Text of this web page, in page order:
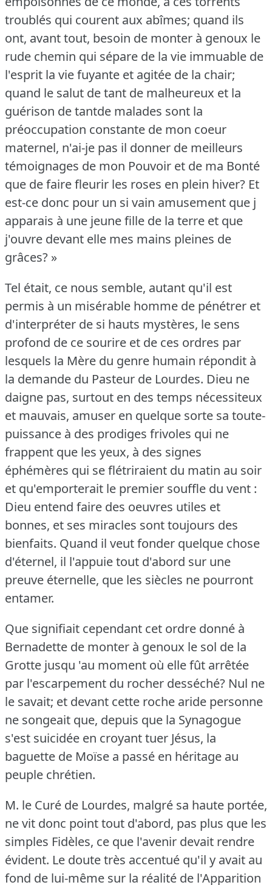
troublés qui courent aux abîmes; quand ils
ont, avant tout, besoin de monter à genoux le
rude chemin qui sépare de la vie immuable de
l'esprit la vie fuyante et agitée de la chair;
quand le salut de tant de malheureux et la
guérison de tantde malades sont la
préoccupation constante de mon coeur
maternel, n'ai-je pas il donner de meilleurs
témoignages de mon Pouvoir et de ma Bonté
que de faire fleurir les roses en plein hiver? Et
est-ce donc pour un si vain amusement que j
apparais à une jeune fille de la terre et que
j'ouvre devant elle mes mains pleines de
grâces? »
Tel était, ce nous semble, autant qu'il est
permis à un misérable homme de pénétrer et
d'interpréter de si hauts mystères, le sens
profond de ce sourire et de ces ordres par
lesquels la Mère du genre humain répondit à
la demande du Pasteur de Lourdes. Dieu ne
daigne pas, surtout en des temps nécessiteux
et mauvais, amuser en quelque sorte sa toute-
puissance à des prodiges frivoles qui ne
frappent que les yeux, à des signes
éphémères qui se flétriraient du matin au soir
et qu'emporterait le premier souffle du vent :
Dieu entend faire des oeuvres utiles et
bonnes, et ses miracles sont toujours des
bienfaits. Quand il veut fonder quelque chose
d'éternel, il l'appuie tout d'abord sur une
preuve éternelle, que les siècles ne pourront
entamer.
Que signifiait cependant cet ordre donné à
Bernadette de monter à genoux le sol de la
Grotte jusqu 'au moment où elle fût arrêtée
par l'escarpement du rocher desséché? Nul ne
le savait; et devant cette roche aride personne
ne songeait que, depuis que la Synagogue
s'est suicidée en croyant tuer Jésus, la
baguette de Moïse a passé en héritage au
peuple chrétien.
M. le Curé de Lourdes, malgré sa haute portée,
ne vit donc point tout d'abord, pas plus que les
simples Fidèles, ce que l'avenir devait rendre
évident. Le doute très accentué qu'il y avait au
fond de lui-même sur la réalité de l'Apparition